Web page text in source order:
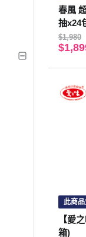
春風
抽x24
$1,980
此商
【愛
箱)